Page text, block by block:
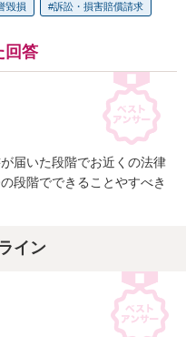
毀損 訴訟・損害賠償請求
回答
届いた段階でお近くの法律
段階でできることやすべき
イン